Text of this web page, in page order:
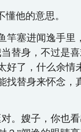
懂他的意思。
竿塞进闻逸手里
替身，不过是
好了，什么余情
找替身来怀念，
。嫂子，你也